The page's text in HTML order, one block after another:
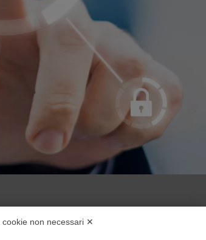
Tinexta Innovation Hub
cookie non necessari ✕